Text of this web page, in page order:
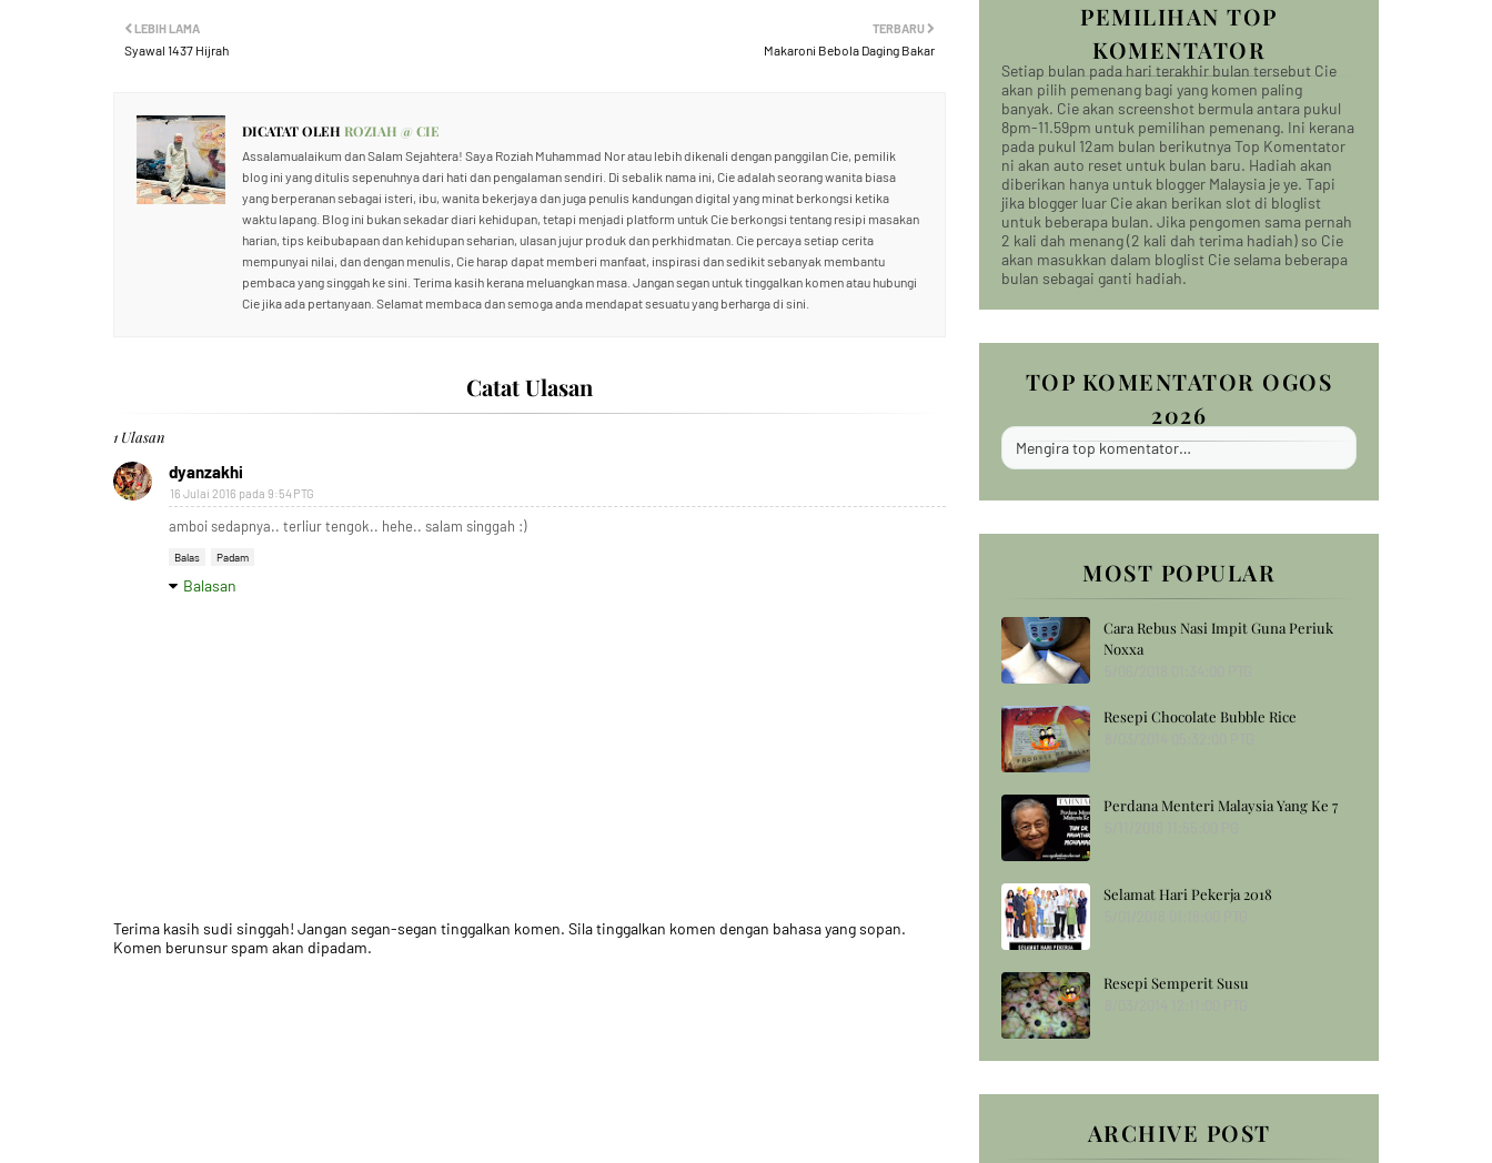
TERBARU
Makaroni Bebola Daging Bakar
LEBIH LAMA
Syawal 1437 Hijrah
DICATAT OLEH ROZIAH @ CIE
Assalamualaikum dan Salam Sejahtera! Saya Roziah Muhammad Nor atau lebih dikenali dengan panggilan Cie, pemilik
blog ini yang ditulis sepenuhnya dari hati dan pengalaman sendiri. Di sebalik nama ini, Cie adalah seorang wanita biasa
yang berperanan sebagai isteri, ibu, wanita bekerjaya dan juga penulis kandungan digital yang minat berkongsi ketika
waktu lapang. Blog ini bukan sekadar diari kehidupan, tetapi menjadi platform untuk Cie berkongsi tentang resipi masakan
harian, tips keibubapaan dan kehidupan seharian, ulasan jujur produk dan perkhidmatan. Cie percaya setiap cerita
mempunyai nilai, dan dengan menulis, Cie harap dapat memberi manfaat, inspirasi dan sedikit sebanyak membantu
pembaca yang singgah ke sini. Terima kasih kerana meluangkan masa. Jangan segan untuk tinggalkan komen atau hubungi
Cie jika ada pertanyaan. Selamat membaca dan semoga anda mendapat sesuatu yang berharga di sini.
Catat Ulasan
1 Ulasan
dyanzakhi
16 Julai 2016 pada 9:54 PTG
amboi sedapnya.. terliur tengok.. hehe.. salam singgah :)
Balas Padam
Balasan
Terima kasih sudi singgah! Jangan segan-segan tinggalkan komen. Sila tinggalkan komen dengan bahasa yang sopan.
Komen berunsur spam akan dipadam.
PEMILIHAN TOP
KOMENTATOR
Setiap bulan pada hari terakhir bulan tersebut Cie
akan pilih pemenang bagi yang komen paling
banyak. Cie akan screenshot bermula antara pukul
8pm-11.59pm untuk pemilihan pemenang. Ini kerana
pada pukul 12am bulan berikutnya Top Komentator
ni akan auto reset untuk bulan baru. Hadiah akan
diberikan hanya untuk blogger Malaysia je ye. Tapi
jika blogger luar Cie akan berikan slot di bloglist
untuk beberapa bulan. Jika pengomen sama pernah
2 kali dah menang (2 kali dah terima hadiah) so Cie
akan masukkan dalam bloglist Cie selama beberapa
bulan sebagai ganti hadiah.
TOP KOMENTATOR OGOS
2026
Mengira top komentator…
MOST POPULAR
Cara Rebus Nasi Impit Guna Periuk
Noxxa
Resepi Chocolate Bubble Rice
Perdana Menteri Malaysia Yang Ke 7
Selamat Hari Pekerja 2018
Resepi Semperit Susu
ARCHIVE POST